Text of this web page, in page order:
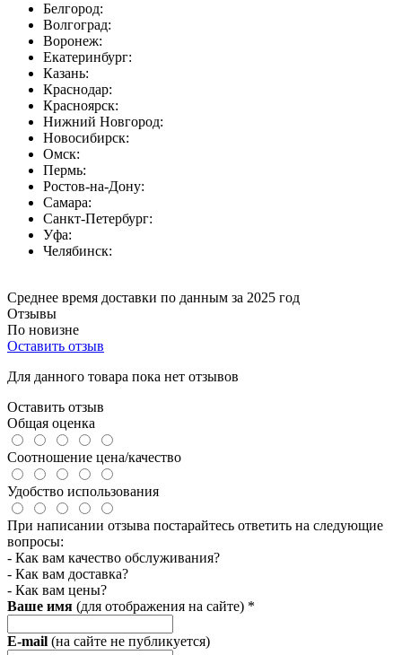
Белгород:
Волгоград:
Воронеж:
Екатеринбург:
Казань:
Краснодар:
Красноярск:
Нижний Новгород:
Новосибирск:
Омск:
Пермь:
Ростов-на-Дону:
Самара:
Санкт-Петербург:
Уфа:
Челябинск:
Среднее время доставки по данным за 2025 год
Отзывы
По новизне
Оставить отзыв
Для данного товара пока нет отзывов
Оставить отзыв
Общая оценка
Соотношение цена/качество
Удобство использования
При написании отзыва постарайтесь ответить на следующие
вопросы:
- Как вам качество обслуживания?
- Как вам доставка?
- Как вам цены?
Ваше имя (для отображения на сайте) *
E-mail (на сайте не публикуется)